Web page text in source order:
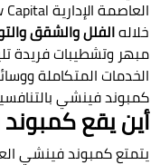
خلالهالفلل والشقق
مبهر وتشطيبات فريدة
الخدمات المتكاملة
كمبوند فينشي
أين يقع
يتمتع كمبوند فينشي